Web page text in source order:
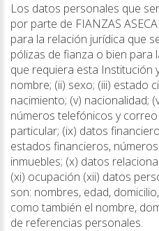
Los datos personales que
por parte de FIANZAS
para la relación jurídica que
pólizas de fianza o bien para
que requiera esta Institución
nombre; (ii) sexo; (iii) estado
nacimiento; (v) nacionalidad;
números telefónicos y
particular; (ix) datos
estados financieros,
inmuebles; (x) datos
(xi) ocupación (xii) datos
son: nombres, edad,
como también el nombre,
de referencias personales.